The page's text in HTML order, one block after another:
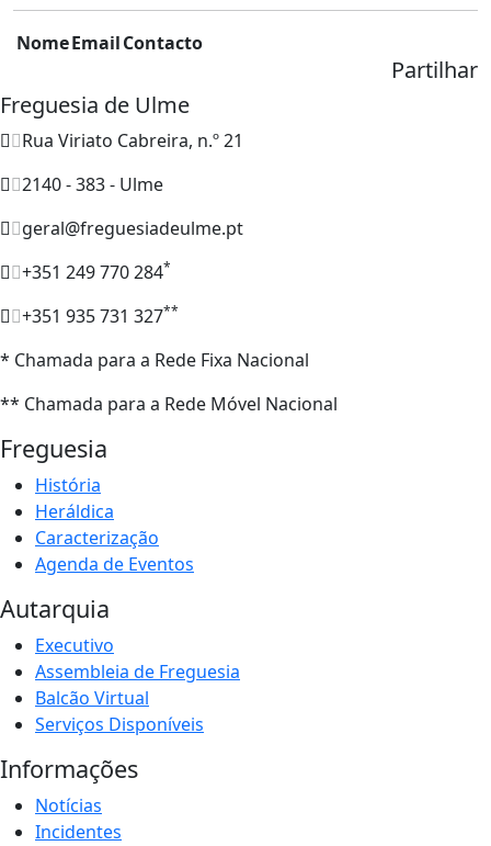
NomeEmailContacto
Partilhar
Freguesia de Ulme
Rua Viriato Cabreira, n.º 21
2140 - 383 - Ulme
geral@freguesiadeulme.pt
+351 249 770 284*
+351 935 731 327**
* Chamada para a Rede Fixa Nacional
** Chamada para a Rede Móvel Nacional
Freguesia
História
Heráldica
Caracterização
Agenda de Eventos
Autarquia
Executivo
Assembleia de Freguesia
Balcão Virtual
Serviços Disponíveis
Informações
Notícias
Incidentes